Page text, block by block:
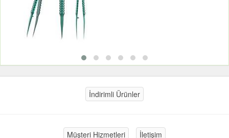
İndirimli Ürünler
Müşteri Hizmetleri İletişim